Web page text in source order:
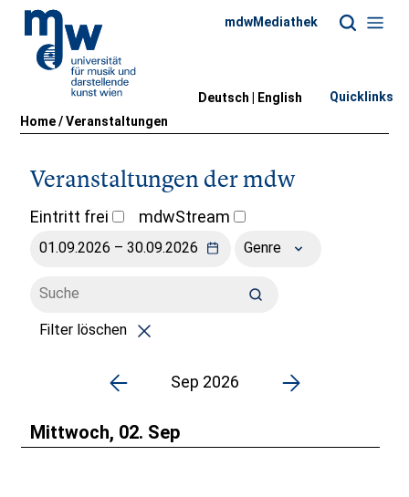
Home/Veranstaltungen
mdwMediathek
Deutsch | English Quicklinks
Veranstaltungen der mdw
Eintritt frei mdwStream
Genre
Filter löschen
Sep 2026
Mittwoch, 02. Sep